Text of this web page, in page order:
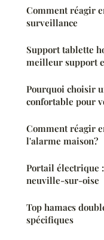
Comment réagir
surveillance
Support tablette
meilleur support
Pourquoi choisir
confortable pour
Comment réagir
l'alarme maison?
Portail électrique
neuville-sur-oise
Top hamacs
spécifiques